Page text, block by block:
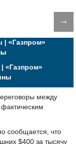
→
«Газпром»
между
сообщается, что
$400 за тысячу